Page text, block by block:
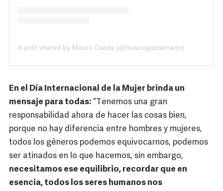
A post shared by Mauro Garza (@maurogarzamarin)
En el Día Internacional de la Mujer brinda un
mensaje para todas: “Tenemos una gran
responsabilidad ahora de hacer las cosas bien,
porque no hay diferencia entre hombres y mujeres,
todos los géneros podemos equivocarnos, podemos
ser atinados en lo que hacemos, sin embargo,
necesitamos ese equilibrio, recordar que en
esencia, todos los seres humanos nos